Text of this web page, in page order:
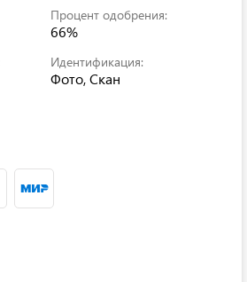
Процент одобрения:
66%
Идентификация:
Фото, Скан